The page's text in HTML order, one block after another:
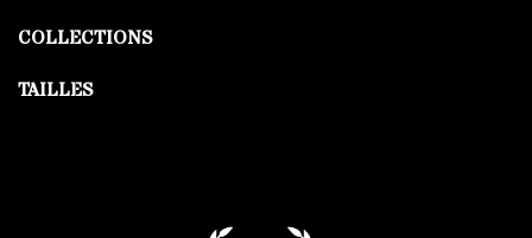
COLLECTIONS
TAILLES